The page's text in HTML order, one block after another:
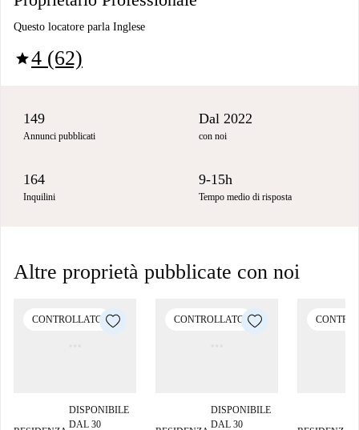
Questo locatore parla Inglese
star4 (62)
149
Annunci pubblicati
Dal 2022
con noi
164
Inquilini
9-15h
Tempo medio di risposta
Altre proprietà pubblicate con noi
CONTROLLATO
DISPONIBILE
DAL 30
CONTROLLATO
DISPONIBILE
DAL 30